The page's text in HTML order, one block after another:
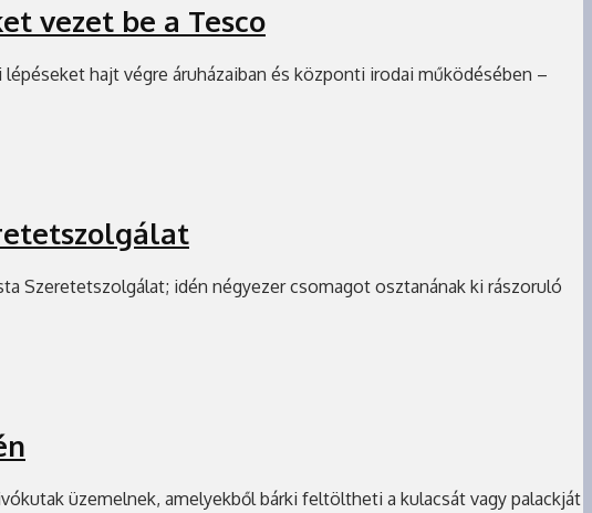
vezet be a Tesco
hajt végre áruházaiban és központi irodai működésében –
Szeretetszolgálat; idén négyezer csomagot osztanának ki rászoruló
üzemelnek, amelyekből bárki feltöltheti a kulacsát vagy palackját